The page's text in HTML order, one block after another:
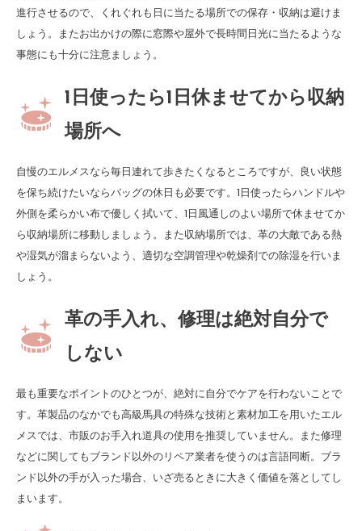
進行させるので、くれぐれも日に当たる場所での保存・収納は避けま
しょう。またお出かけの際に窓際や屋外で長時間日光に当たるような
事態にも十分に注意ましょう。
1日使ったら1日休ませてから収納
場所へ
自慢のエルメスなら毎日連れて歩きたくなるところですが、良い状態
を保ち続けたいならバッグの休日も必要です。1日使ったらハンドルや
外側を柔らかい布で優しく拭いて、1日風通しのよい場所で休ませてか
ら収納場所に移動しましょう。また収納場所では、革の大敵である熱
や湿気が溜まらないよう、適切な空調管理や乾燥剤での除湿を行いま
しょう。
革の手入れ、修理は絶対自分で
しない
最も重要なポイントのひとつが、絶対に自分でケアを行わないことで
す。革製品のなかでも高級馬具の特殊な技術と素材加工を用いたエル
メスでは、市販のお手入れ道具の使用を推奨していません。また修理
などに関してもブランド以外のリペア業者を使うのは言語同断。ブラ
ンド以外の手が入った場合、いざ売るときに大きく価値を落としてし
まいます。